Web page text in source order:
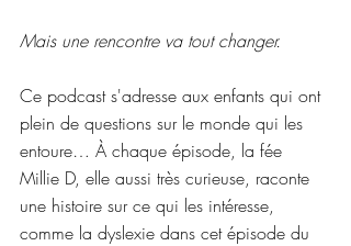
Mais une rencontre va tout changer.
Ce podcast s'adresse aux enfants qui ont
plein de questions sur le monde qui les
entoure… À chaque épisode, la fée
Millie D, elle aussi très curieuse, raconte
une histoire sur ce qui les intéresse,
comme la dyslexie dans cet épisode du